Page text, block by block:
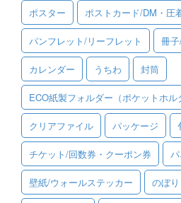
ご利用料金
ご利用ガイド
ご利用の流れ
ご注文方法について
キャンセルについて
FAQ（よくあるご質問）
資料をダウンロード
ポスター ポストカード/DM・圧
パンフレット/リーフレット 冊
カレンダー うちわ 封筒
ECO紙製フォルダー（ポケットホル
クリアファイル パッケージ
チケット/回数券・クーポン券
壁紙/ウォールステッカー のぼり